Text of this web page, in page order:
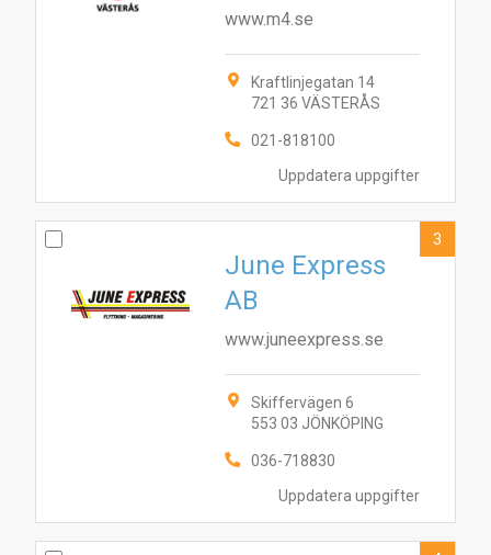
Uppdatera uppgifter
www.m4.se
Kraftlinjegatan 14
721 36 VÄSTERÅS
021-818100
Uppdatera uppgifter
June Express
AB
www.juneexpress.se
Skiffervägen 6
553 03 JÖNKÖPING
036-718830
3